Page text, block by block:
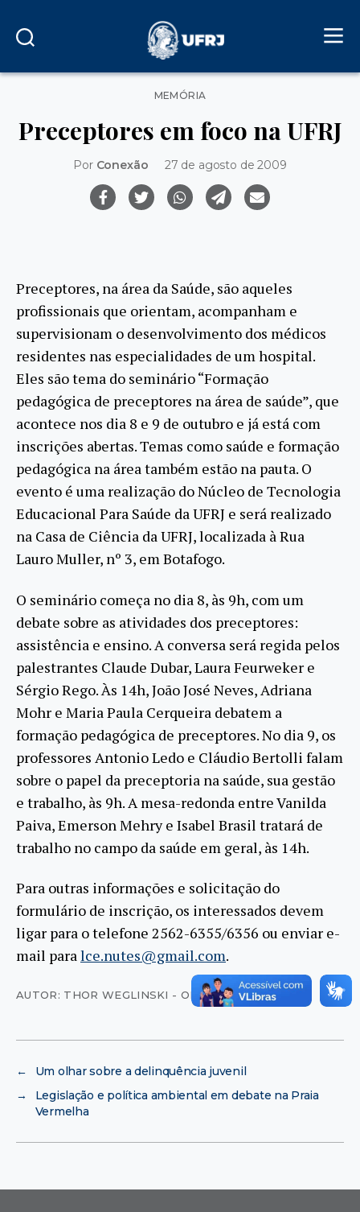
Categorias
MEMÓRIA
Preceptores em foco na UFRJ
Por Conexão 27 de agosto de 2009
Preceptores, na área da Saúde, são aqueles
profissionais que orientam, acompanham e
supervisionam o desenvolvimento dos médicos
residentes nas especialidades de um hospital.
Eles são tema do seminário “Formação
pedagógica de preceptores na área de saúde”, que
acontece nos dia 8 e 9 de outubro e já está com
inscrições abertas. Temas como saúde e formação
pedagógica na área também estão na pauta. O
evento é uma realização do Núcleo de Tecnologia
Educacional Para Saúde da UFRJ e será realizado
na Casa de Ciência da UFRJ, localizada à Rua
Lauro Muller, nº 3, em Botafogo.
O seminário começa no dia 8, às 9h, com um
debate sobre as atividades dos preceptores:
assistência e ensino. A conversa será regida pelos
palestrantes Claude Dubar, Laura Feurweker e
Sérgio Rego. Às 14h, João José Neves, Adriana
Mohr e Maria Paula Cerqueira debatem a
formação pedagógica de preceptores. No dia 9, os
professores Antonio Ledo e Cláudio Bertolli falam
sobre o papel da preceptoria na saúde, sua gestão
e trabalho, às 9h. A mesa-redonda entre Vanilda
Paiva, Emerson Mehry e Isabel Brasil tratará de
trabalho no campo da saúde em geral, às 14h.
Para outras informações e solicitação do
formulário de inscrição, os interessados devem
ligar para o telefone 2562-6355/6356 ou enviar e-
mail paralce.nutes@gmail.com.
AUTOR: THOR WEGLINSKI - OLHAR VIRTUAL
←
Um olhar sobre a delinquência juvenil
→
Legislação e política ambiental em debate na Praia
Vermelha